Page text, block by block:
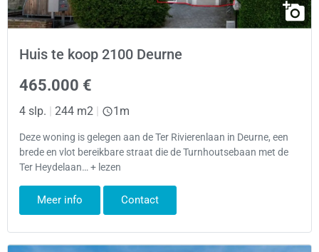
Huis te koop 2100 Deurne
465.000 €
4 slp. | 244 m2 | 1m
Deze woning is gelegen aan de Ter Rivierenlaan in Deurne, een
brede en vlot bereikbare straat die de Turnhoutsebaan met de
Ter Heydelaan… + lezen
Meer info Contact